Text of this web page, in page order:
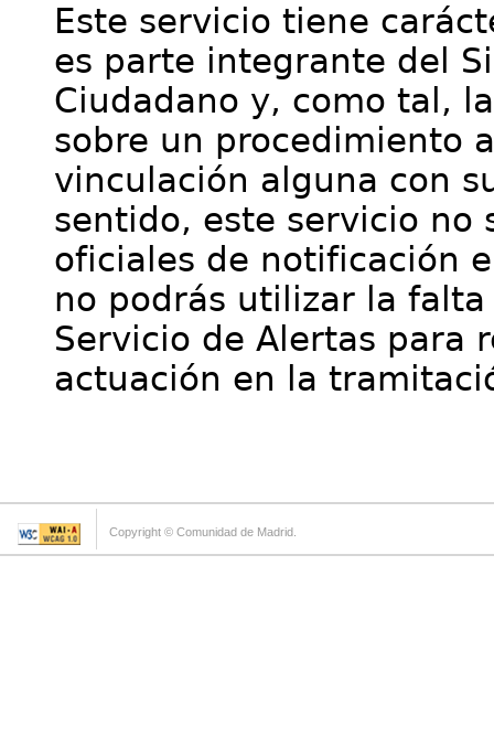
Este servicio tiene
es parte integrante del
Ciudadano y, como tal,
sobre un procedimiento
vinculación alguna con
sentido, este servicio no
oficiales de notificación
no podrás utilizar la
Servicio de Alertas para
actuación en la
Copyright © Comunidad de Madrid.